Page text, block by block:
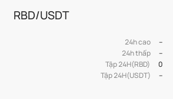
RBD/USDT
24h cao
--
24h thấp
--
Tập 24H(RBD)
0
Tập 24H(USDT)
--